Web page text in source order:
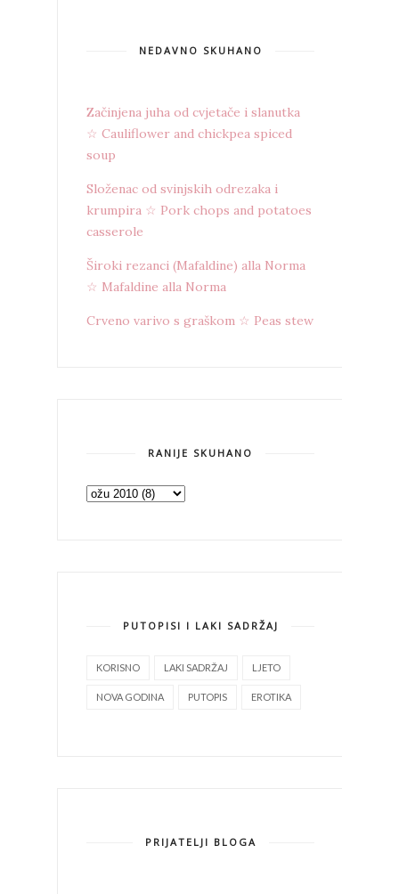
NEDAVNO SKUHANO
Začinjena juha od cvjetače i slanutka
☆ Cauliflower and chickpea spiced
soup
Složenac od svinjskih odrezaka i
krumpira ☆ Pork chops and potatoes
casserole
Široki rezanci (Mafaldine) alla Norma
☆ Mafaldine alla Norma
Crveno varivo s graškom ☆ Peas stew
RANIJE SKUHANO
PUTOPISI I LAKI SADRŽAJ
KORISNO LAKI SADRŽAJ LJETO
NOVA GODINA PUTOPIS EROTIKA
PRIJATELJI BLOGA